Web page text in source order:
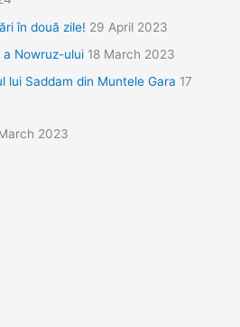
în două zile! 29 April 2023
Nowruz-ului 18 March 2023
lui Saddam din Muntele Gara 17
2023